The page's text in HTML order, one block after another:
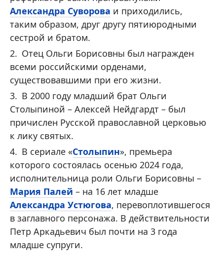
Александра Суворова и приходились,
таким образом, друг другу пятиюродными
сестрой и братом.
Отец Ольги Борисовны был награжден
всеми российскими орденами,
существовавшими при его жизни.
В 2000 году младший брат Ольги
Столыпиной – Алексей Нейдгардт – был
причислен Русской православной церковью
к лику святых.
В сериале «Столыпин», премьера
которого состоялась осенью 2024 года,
исполнительница роли Ольги Борисовны –
Мария Палей – на 16 лет младше
Александра Устюгова, перевоплотившегося
в заглавного персонажа. В действительности
Петр Аркадьевич был почти на 3 года
младше супруги.